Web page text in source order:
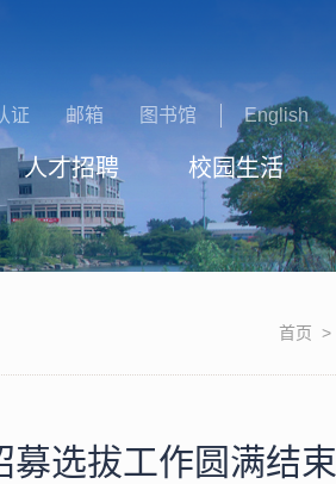
证 邮箱 图书馆 English
人才招聘
校园生活
首页 >
募选拔工作圆满结束